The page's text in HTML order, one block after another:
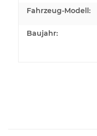
Fahrzeug-Modell:
Baujahr: